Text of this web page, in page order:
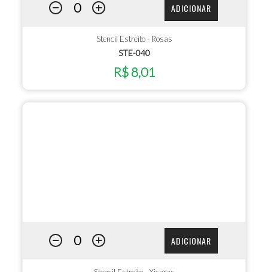
ADICIONAR
Stencil Estreito - Rosas
STE-040
R$ 8,01
ADICIONAR